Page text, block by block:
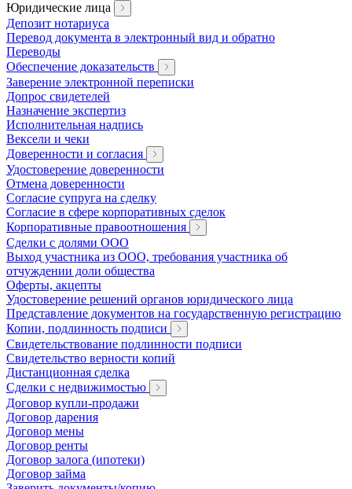
Юридические лица
Депозит нотариуса
Перевод документа в электронный вид и обратно
Переводы
Обеспечение доказательств
Заверение электронной переписки
Допрос свидетелей
Назначение экспертиз
Исполнительная надпись
Вексели и чеки
Доверенности и согласия
Удостоверение доверенности
Отмена доверенности
Согласие супруга на сделку
Согласие в сфере корпоративных сделок
Корпоративные правоотношения
Сделки с долями ООО
Выход участника из ООО, требования участника об
отчуждении доли общества
Оферты, акцепты
Удостоверение решений органов юридического лица
Представление документов на государственную регистрацию
Копии, подлинность подписи
Свидетельствование подлинности подписи
Свидетельство верности копий
Дистанционная сделка
Сделки с недвижимостью
Договор купли-продажи
Договор дарения
Договор мены
Договор ренты
Договор залога (ипотеки)
Договор займа